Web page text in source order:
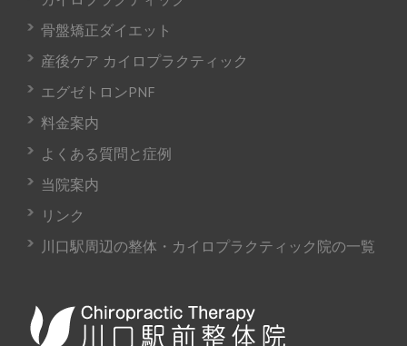
骨盤矯正ダイエット
産後ケア カイロプラクティック
エグゼトロンPNF
料金案内
よくある質問と症例
当院案内
リンク
川口駅周辺の整体・カイロプラクティック院の一覧